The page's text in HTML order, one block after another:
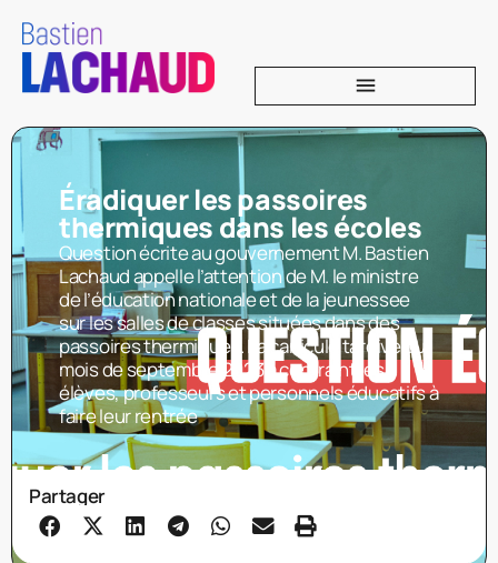
Éradiquer les passoires
thermiques dans les écoles
Question écrite au gouvernement M. Bastien
Lachaud appelle l’attention de M. le ministre
de l’éducation nationale et de la jeunessee
sur les salles de classes situées dans des
passoires thermiques. La canicule tardive du
mois de septembre 2023 a contraint les
élèves, professeurs et personnels éducatifs à
faire leur rentrée
Partager